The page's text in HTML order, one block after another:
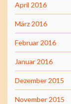
April 2016
März 2016
Februar 2016
Januar 2016
Dezember 2015
November 2015